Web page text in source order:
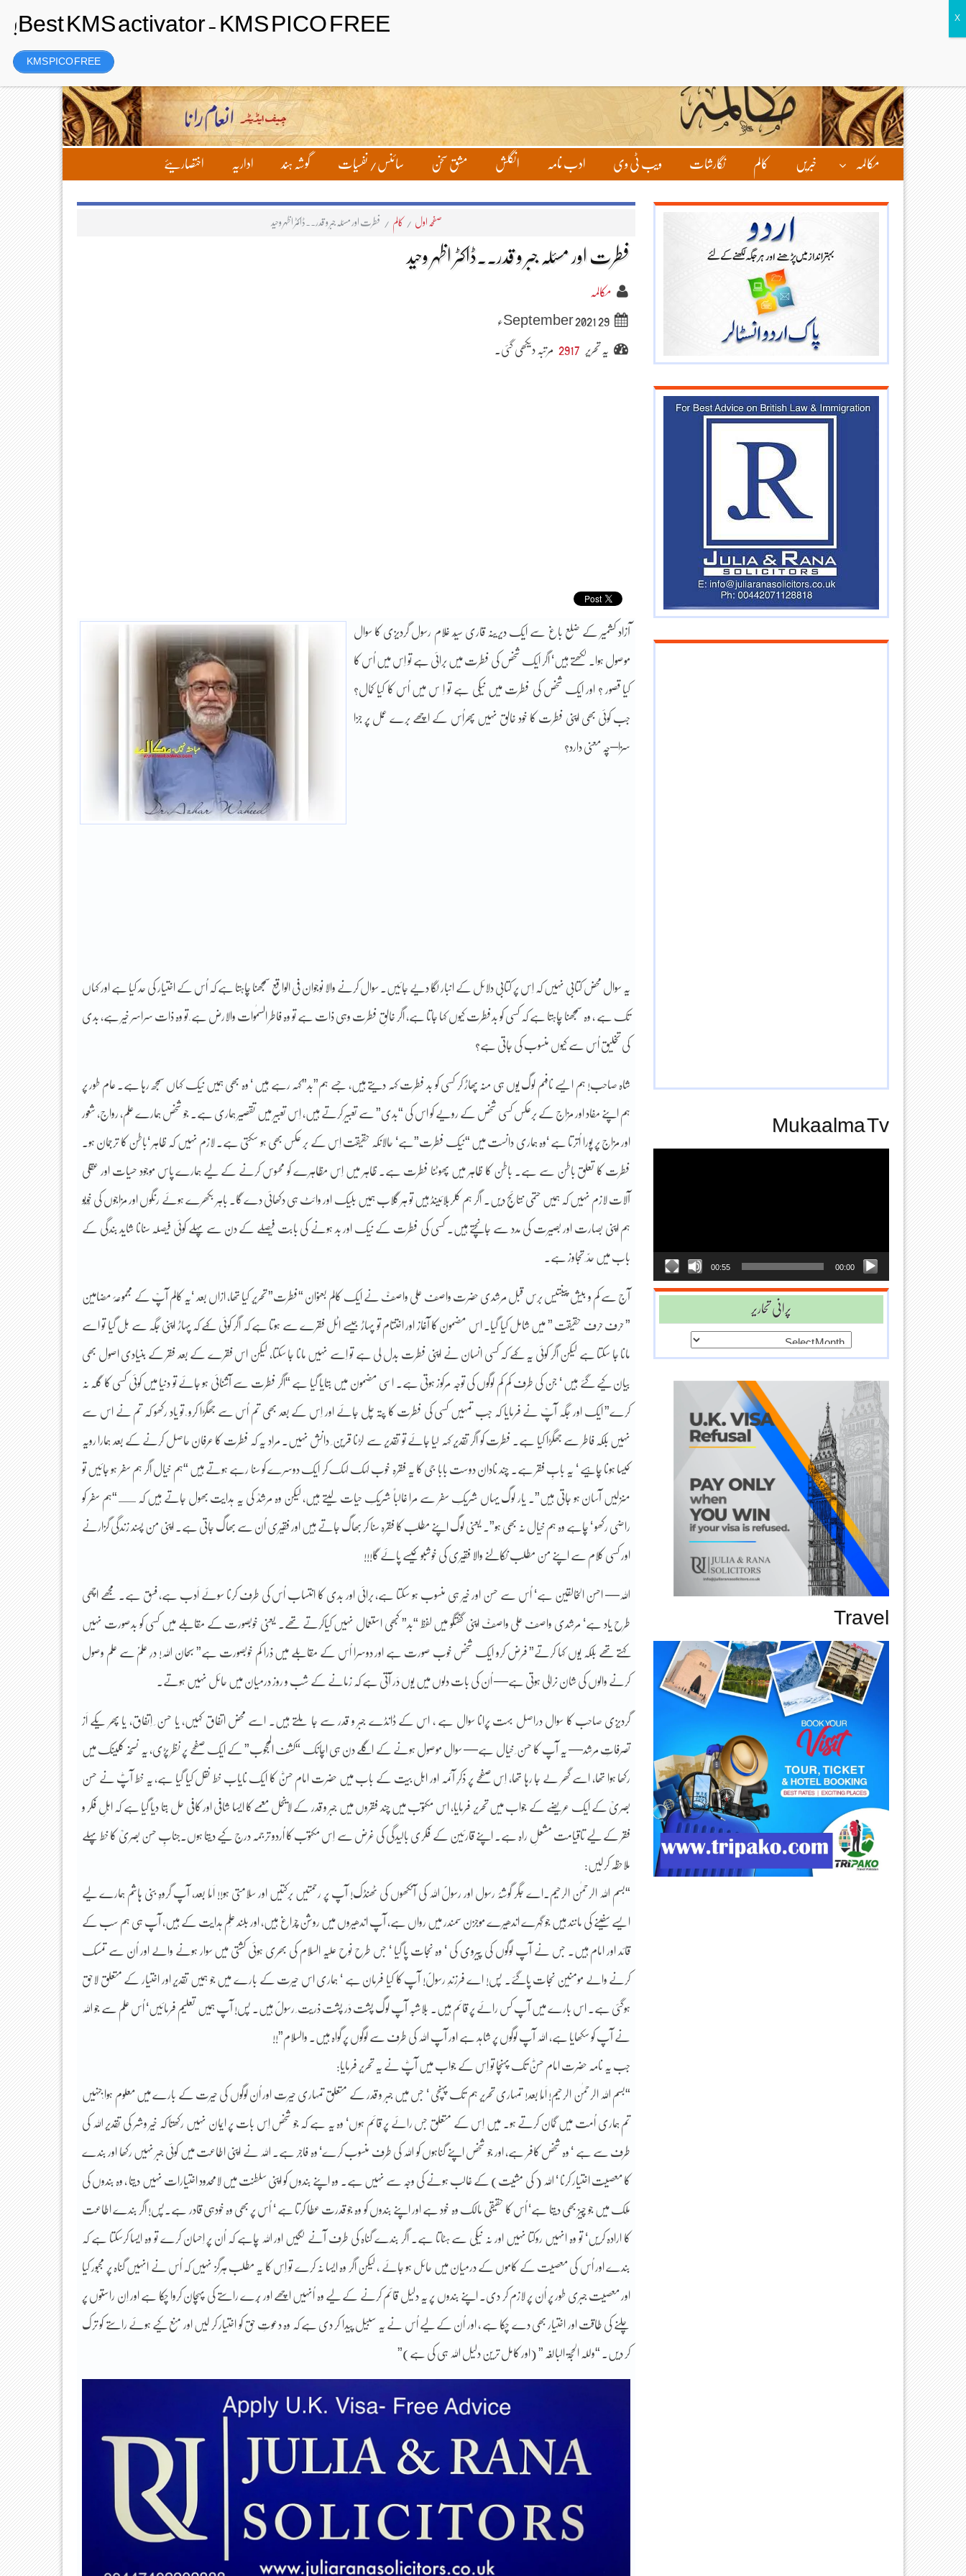
Friday، 7 August 2026ء لاگ ان رجسٹر
مکالمہ خبریں کالم نگارشات ویب ٹی وی ادب نامہ انگلش مشق سخن سائنس/ نفسیات گوشہ ہند اداریہ اختصاریئے
صفحہ اول / کالم / فطرت اور مسئلہ جبر و قدر۔۔ڈاکٹر اظہر وحید
فطرت اور مسئلہ جبر و قدر۔۔ڈاکٹر اظہر وحید
مکالمہ
29 September 2021ء
یہ تحریر 2917 مرتبہ دیکھی گئی۔
آزاد کشمیر کے ضلع باغ سے ایک دیرینہ قاری سیّد غلام رسول گردیزی کا سوال
موصول ہوا۔ لکھتے ہیں‘ اگر ایک شخص کی فطرت میں برائی ہے تو اِس میں اُس کا
کیا قصور ؟ اور ایک شخص کی فطرت میں نیکی ہے تو اِ س میں اُس کا کیا کمال؟
جب کوئی بھی اپنی فطرت کا خود خالق نہیں پھراُس کے اچھے برے عمل پر جزا
سزا–چہ معنی دارد؟
یہ سوال محض کتابی نہیں کہ اِس پر کتابی دلائل کے انبار لگا دیے جائیں۔ سوال کرنے والا نوجوان فی الواقع سمجھنا چاہتا ہے کہ اُس کے اختیار کی حد کیا ہے اور کہاں
تک ہے ، وہ سمجھنا چاہتا ہے کہ کسی کو بدفطرت کیوں کہا جاتا ہے، اگر خالقِ فطرت وہی ذات ہے تو وہ فاطر السمٰوات والارض ہے ٗ تو وہ ذات سراسر خیر ہے، بدی
کی تخلیق اُس سے کیوں منسوب کی جاتی ہے؟
شاہ صاحب! ہم ایسے نافہم لوگ یوں ہی منہ پھاڑ کر کسی کو بد فطرت کہہ دیتے ہیں، جسے ہم”بد”کہہ رہے ہیں ‘ وہ بھی ہمیں نیک کہاں سمجھ رہا ہے۔ عام طور پر
ہم اپنے مفاد اور مزاج کے برعکس کسی شخص کے رویے کو اس کی “بدی” سے تعبیر کرتے ہیں، اِس تعبیر میں تقصیر ہماری ہے۔ جو شخص ہمارے علم، رواج، شعور
اور مزاج پر پورا اُترتا ہے ‘وہ ہماری دانست میں “نیک فطرت”ہے‘ حالانکہ حقیقت اِس کے بر عکس بھی ہو سکتی ہے۔ لازم نہیں کہ ظاہر ‘باطن کا ترجمان ہو۔
فطرت کا تعلق باطن سے ہے۔ باطن کا ظاہر میں پھوٹنا فطرت ہے۔ ظاہر میں اِس مظاہرے کو محسوس کرنے کے لیے ہمارے پاس موجود حسیات اور عقلی
آلات لازم نہیں کہ ہمیں حتمی نتائج دیں۔ اگر ہم کلربلائینڈ ہیں تو ہر گلاب ہمیں بلیک اور وائٹ ہی دکھائی دے گا۔ باہر بکھرے ہوئے رنگوں اور مزاجوں کی خُوبُو
ہم اپنی بصارت اور بصیرت کی مدد سے جانچتے ہیں۔ کسی کی فطرت کے نیک اور بد ہونے کی بابت فیصلے کے دن سے پہلے کوئی فیصلہ سنانا شاید بندگی کے
باب میں حدّ ِ تجاوز ہے۔
آج سے کم و بیش پینتیس برس قبل مرشدی حضرت واصف علی واصفؒ نے ایک کالم بعنوان “فطرت” تحریر کیا تھا، ازاں بعد ‘یہ کالم آپؒ کے مجموعۂ مضامین
” حرف حرف حقیقت ” میں شامل کیا گیا۔ اس مضمون کا آغاز اور اختتام تو پہاڑ جیسے اٹل فقرے سے ہوتا ہے کہ اگر کوئی کہے کہ پہاڑ اپنی جگہ سے ہل گیا تو اسے
مانا جا سکتا ہے لیکن اگر کوئی یہ کہے کہ کسی انسان نے اپنی فطرت بدل لی ہے تو اِسے نہیں مانا جا سکتا، لیکن اس فقرے کے بعد فقر کے بنیادی اصول بھی
بیان کیے گئے ہیں ‘ جن کی طرف کم کم لوگوں کی توجہ مرکوز ہوتی ہے۔ اسی مضمون میں بتایا گیا ہے “اگر فطرت سے آشنائی ہو جائے تو دنیا میں کوئی کسی کا گلہ نہ
کرے” ایک اور جگہ آپؒ نے فرمایا کہ جب تمہیں کسی کی فطرت کا پتہ چل جائے اور اِس کے بعد بھی تم اُس سے جھگڑا کرو ٗ تو یاد رکھو کہ تم نے اس سے
نہیں بلکہ فاطر سے جھگڑا کیا ہے۔ فطرت کو اگر تقدیر کہہ لیا جائے تو تقدیر سے لڑنا قرین ِ دانش نہیں۔ مراد یہ کہ فطرت کا عرفان حاصل کرنے کے بعد ہمارا رویہ
کیسا ہونا چاہیے ‘ یہ بابِ فقر ہے۔ چند نادان دوست بابا جی کا یہ فقرہ خوب لہک لہک کر ایک دوسرے کو سنا رہے ہوتے ہیں “ہم خیال اگر ہم سفر ہو جائیں تو
منزلیں آسان ہو جاتی ہیں”۔ یار لوگ یہاں شریکِ سفر سے مرا غالباً شریکِ حیات لیتے ہیں، لیکن وہ مرشدؒ کی یہ ہدایت بھول جاتے ہیں کہ ــ “ہم سفر کو
راضی رکھو ‘ چاہے وہ ہم خیال نہ بھی ہو”۔ یعنی لوگ اپنے مطلب کا فقرہ سنا کر بھاگ جاتے ہیں اور فقیری اُن سے بھاگ جاتی ہے۔ اپنی من پسند زندگی گزارنے
اور کسی کلام سے اپنے من مطلب نکالنے والا فقیری کی خوشبو کیسے پائے گا!!!
اللہ— احسن الخالقین ہے‘ اُس سے حسن اور خیر ہی منسوب ہو سکتا ہے، برائی اور بدی کا انتساب اُس کی طرف کرنا سوئے اَدب ہے، فسق ہے۔ مجھے اچھی
طرح یاد ہے‘ مرشدی واصف علی واصفؒ اپنی گفتگو میں لفظ “بد” کبھی استعمال نہیں کیاکرتے تھے۔ یعنی خوبصورت کے مقابلے میں کسی کو بدصورت نہیں
کہتے تھے بلکہ یوں کہا کرتے” فرض کرو ایک شخص خوب صورت ہے اور دوسرا اُس کے مقابلے میں ذرا کم خوبصورت ہے” سبحان اللہ! درِ علمؑ سے علم وصول
کرنے والوں کی شان نرالی ہوتی ہے— اُن کی بات دلوں میں یوں دَر آتی ہے کہ زمانے کے شب و روز درمیان میں حائل نہیں ہوتے۔
گردیزی صاحب کا سوال دراصل بہت پرانا سوال ہے ، اس کے ڈانڈے جبر و قدر سے جا ملتے ہیں۔ اسے محض اتفاق کہیں، یا حسن ِ اِتفاق، یا پھر یکے اَز
تصرفاتِ مرشد— یہ آپ کا حسن ِ خیال ہے— سوال موصول ہونے کے اگلے دن ہی اچانک “کشف المحجوب” کے ایک صفحے پر نظر پڑی، یہ نسخہ کلینک میں
رکھا ہوا تھا، اسے گھر لے جا رہا تھا، اِس صفحے پر ذکرِ آئمہ اور اہل بیت کے باب میں حضرت امام حسنؓ کا ایک نایاب خط نقل کیا گیا ہے، یہ خط آپؓ نے حسن
بصریؒ کے ایک عریضے کے جواب میں تحریر فرمایا، اس مکتوب میں چند فقروں میں جبر و قدر کے لاینحل معمے کا ایسا شافی اور کافی حل بتا دیا گیا ہے کہ اہلِ فکر و
فقر کے لیے تاقیامت مشعلِ راہ ہے۔ اپنے قارئین کے فکری بالیدگی کی غرض سے اِس مکتوب کا اُردو ترجمہ درج کیے دیتا ہوں۔جنابِ حسن بصریؒ کا خط پہلے
ملاحظہ کرلیں:
“بسم اللہ الرحمٰن الرحیم۔اے جگر گوشۂ رسول اور رسولؐ اللہ کی آنکھوں کی ٹھنڈک! آپ پر رحمتیں برکتیں اور سلامتی ہو!! اَمّا بعد، آپ گروہِ بنی ہاشم ہمارے لیے
ایسے سفینے کی مانند ہیں جو گہرے اندھیرے موجزن سمندر میں رواں ہے، آپ اندھیروں میں روشن چراغ ہیں، اور بلند عَلم ہدایت کے ہیں، آپ ہی ہم سب کے
قائد اور امام ہیں۔ جس نے آپ لوگوں کی پیروی کی ‘ وہ نجات پا گیا ‘ جس طرح نوح علیہ السلام کی بھری ہوئی کشتی میں سوار ہونے والے اور اُن سے تمسک
کرنے والے مومنین نجات پاگئے۔ پس! اے فرزندِ رسولؐ! آپ کا کیا فرمان ہے ‘ ہماری اس حیرت کے بارے میں جو ہمیں تقدیر اور اختیار کے متعلق لاحق
ہوگئی ہے۔ اس بارے میں آپ کس رائے پر قائم ہیں۔ بلاشبہ آپ لوگ پشت دَر پشت ذریت ِ رسولؐ ہیں۔ پس! آپ ہمیں تعلیم فرمائیں‘ اُس علم سے جو اللہ
نے آپ کو سکھایا ہے، اللہ آپ لوگوں پر شاہد ہے اور آپ اللہ کی طرف سے لوگوں پر گواہ ہیں۔ والسلام”!!
جب یہ نامہ حضرت امام حسنؓ تک پہنچا تو اِس کے جواب میں آپؓ نے یہ تحریر فرمایا:
“بسم اللہ الرحمٰن الرحیم! اَمّا بعد! تمہاری تحریر ہم تک پہنچی ‘ جس میں جبر و قدر کے متعلق تمہاری حیرت اور اُن لوگوں کی حیرت کے بارے میں معلوم ہوا ٗجنہیں
تم ہماری اُمت میں گمان کرتے ہو۔ میں اِس کے متعلق جس رائے پر قائم ہوں‘ وہ یہ ہے کہ جو شخص اِس بات پر ایمان نہیں رکھتا کہ خیر وشر کی تقدیر اللہ کی
طرف سے ہے ‘ وہ شخص کافر ہے، اور جو شخص اپنے گناہوں کو اللہ کی طرف منسوب کرے‘ وہ فاجر ہے۔ اللہ نے اپنی اطاعت میں کوئی جبر نہیں رکھا اور بندے
کا معصیت اختیار کرنا ‘ اللہ ( کی مشیت) کے غالب ہونے کی وجہ سے نہیں ہے۔ وہ اپنے بندوں کو اپنی سلطنت میں لامحدود اختیارات نہیں دیتا ، وہ بندوں کی
مِلک میں جو چیز بھی دیتا ہے‘ اُس کا حقیقی مالک وہ خود ہے اور اپنے بندوں کو وہ جو قدرت عطا کرتا ہے ‘ اُس پر بھی وہ خودہی قادر ہے۔پس! اگر بندے اطاعت
کا ارادہ کریں‘ تو وہ انہیں روکتا نہیں اور نہ نیکی سے ہٹاتا ہے۔ اگر بندے گناہ کی طرف آنے لگیں اور اللہ چاہے کہ اُن پر اِحسان کرے تو وہ ایسا کرسکتا ہے کہ
بندے اور اُس کی معصیت کے کاموں کے درمیان میں حائل ہو جائے ، لیکن اگر وہ ایسا نہ کرے تو اِس کا یہ مطلب ہرگز نہیں کہ اُس نے انہیں گناہ پر مجبور کیا
اور معصیت جبری طور پر اُن پر لازم کر دی۔ اپنے بندوں پر یہ دلیل قائم کرنے کے لیے وہ اُنہیں اچھے اور بُرے راستے کی پہچان کروا چکا ہے اور اِن راستوں پر
چلنے کی طاقت اور اختیار بھی دے چکا ہے ، اور اُن کے لیے اُس نے یہ سبیل پیدا کر دی ہے کہ وہ دعوتِ حق کو اختیار کر لیں اور منع کیے ہوئے راستے کو ترک
کر دیں۔ “وللہ الحجۃ البالغہ ” (اور کامل ترین دلیل اللہ ہی کی ہے)”
Mukaalma Tv
00:00
00:55
پرانی تحاریر
Travel
KMS PICO FREE